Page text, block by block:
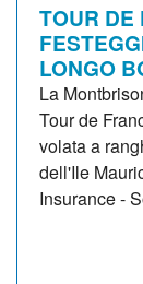
TOUR DE
LONGO
La
Tour de
volata a
dell'Ile
Insurance -